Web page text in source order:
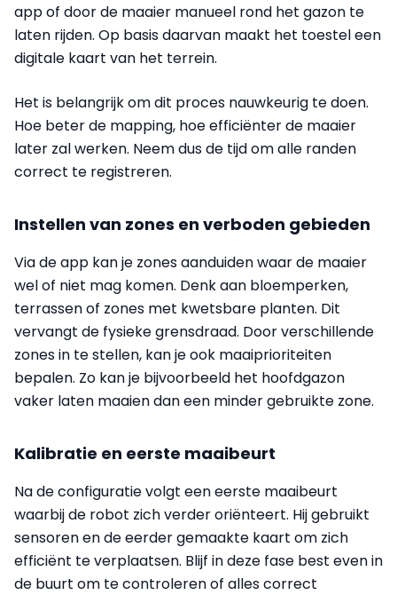
app of door de maaier manueel rond het gazon te
laten rijden. Op basis daarvan maakt het toestel een
digitale kaart van het terrein.
Het is belangrijk om dit proces nauwkeurig te doen.
Hoe beter de mapping, hoe efficiënter de maaier
later zal werken. Neem dus de tijd om alle randen
correct te registreren.
Instellen van zones en verboden gebieden
Via de app kan je zones aanduiden waar de maaier
wel of niet mag komen. Denk aan bloemperken,
terrassen of zones met kwetsbare planten. Dit
vervangt de fysieke grensdraad. Door verschillende
zones in te stellen, kan je ook maaiprioriteiten
bepalen. Zo kan je bijvoorbeeld het hoofdgazon
vaker laten maaien dan een minder gebruikte zone.
Kalibratie en eerste maaibeurt
Na de configuratie volgt een eerste maaibeurt
waarbij de robot zich verder oriënteert. Hij gebruikt
sensoren en de eerder gemaakte kaart om zich
efficiënt te verplaatsen. Blijf in deze fase best even in
de buurt om te controleren of alles correct